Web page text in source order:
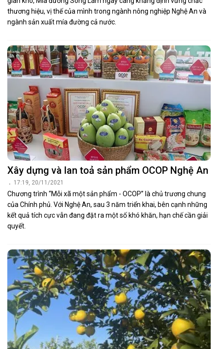
thương hiệu, vị thế của mình trong ngành nông nghiệp Nghệ An và
ngành sản xuất mía đường cả nước.
Xây dựng và lan toả sản phẩm OCOP Nghệ An
17:19, 20/11/2021
Chương trình “Mỗi xã một sản phẩm - OCOP” là chủ trương chung
của Chính phủ. Với Nghệ An, sau 3 năm triển khai, bên cạnh những
kết quả tích cực vẫn đang đặt ra một số khó khăn, hạn chế cần giải
quyết.